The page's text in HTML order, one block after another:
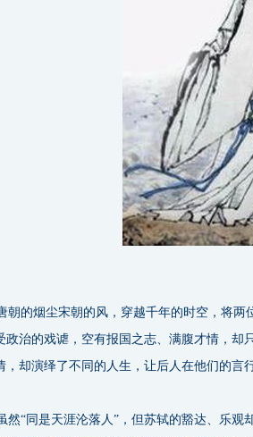
的烟尘宋朝的风，穿越千年的时空，将两
政治的戏谑，空有报国之志、满腹才情，却
，却演绎了不同的人生，让后人在他们的言
“同是天涯沦落人”，但苏轼的豁达、乐观